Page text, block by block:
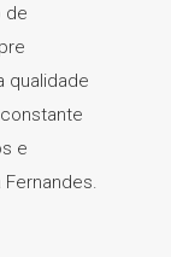
de
qualidade
e